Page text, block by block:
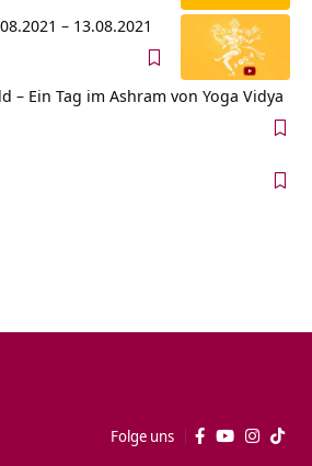
– 13.08.2021
– Ein Tag im Ashram von Yoga Vidya
Folge uns